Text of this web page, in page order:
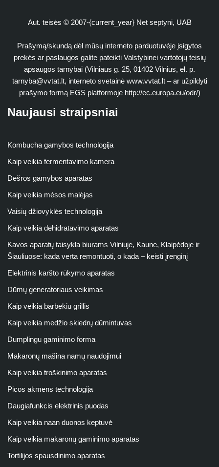
Aut. teisės © 2007-{current_year} Net septyni, UAB
Prašymą/skundą dėl mūsų interneto parduotuvėje įsigytos
prekės ar paslaugos galite pateikti Valstybinei vartotojų teisių
apsaugos tarnybai (Vilniaus g. 25, 01402 Vilnius, el. p.
tarnyba@vvtat.lt, interneto svetainė www.vvtat.lt – ar užpildyti
prašymo formą EGS platformoje http://ec.europa.eu/odr/)
Naujausi straipsniai
Kombucha gamybos technologija
Kaip veikia fermentavimo kamera
Dešros gamybos aparatas
Kaip veikia mėsos malėjas
Vaisių džiovyklės technologija
Kaip veikia dehidratavimo aparatas
Kavos aparatų taisykla biurams Vilniuje, Kaune, Klaipėdoje ir
Šiauliuose: kada verta remontuoti, o kada – keisti įrenginį
Elektrinis karšto rūkymo aparatas
Dūmų generatoriaus veikimas
Kaip veikia barbekiu grillis
Kaip veikia medžio skiedrų dūmintuvas
Dumplingu gaminimo forma
Makaronų mašina namų naudojimui
Kaip veikia troškinimo aparatas
Picos akmens technologija
Daugiafunkcis elektrinis puodas
Kaip veikia naan duonos keptuvė
Kaip veikia makaronų gaminimo aparatas
Tortilijos spausdinimo aparatas